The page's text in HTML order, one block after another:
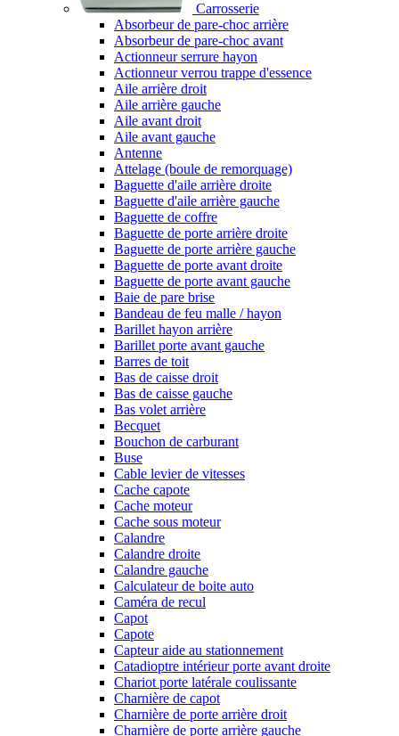
Carrosserie
Absorbeur de pare-choc arrière
Absorbeur de pare-choc avant
Actionneur serrure hayon
Actionneur verrou trappe d'essence
Aile arrière droit
Aile arrière gauche
Aile avant droit
Aile avant gauche
Antenne
Attelage (boule de remorquage)
Baguette d'aile arrière droite
Baguette d'aile arrière gauche
Baguette de coffre
Baguette de porte arrière droite
Baguette de porte arrière gauche
Baguette de porte avant droite
Baguette de porte avant gauche
Baie de pare brise
Bandeau de feu malle / hayon
Barillet hayon arrière
Barillet porte avant gauche
Barres de toit
Bas de caisse droit
Bas de caisse gauche
Bas volet arrière
Becquet
Bouchon de carburant
Buse
Cable levier de vitesses
Cache capote
Cache moteur
Cache sous moteur
Calandre
Calandre droite
Calandre gauche
Calculateur de boite auto
Caméra de recul
Capot
Capote
Capteur aide au stationnement
Catadioptre intérieur porte avant droite
Chariot porte latérale coulissante
Charnière de capot
Charnière de porte arrière droit
Charnière de porte arrière gauche